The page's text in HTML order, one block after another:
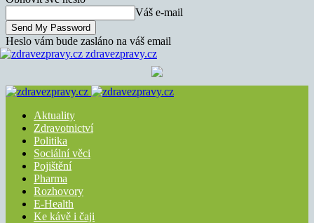
Váš e-mail
Heslo vám bude zasláno na váš email
zdravezpravy.cz
Aktuality
Zdravotnictví
Politika
Sociální věci
Pojištění
Pharma
Rozhovory
E-Health
Ke kávě i čaji